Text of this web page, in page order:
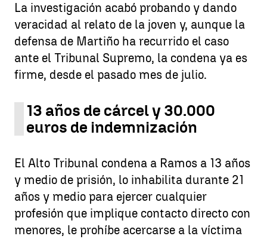
La investigación acabó probando y dando
veracidad al relato de la joven y, aunque la
defensa de Martiño ha recurrido el caso
ante el Tribunal Supremo, la condena ya es
firme, desde el pasado mes de julio.
13 años de cárcel y 30.000
euros de indemnización
El Alto Tribunal condena a Ramos a 13 años
y medio de prisión, lo inhabilita durante 21
años y medio para ejercer cualquier
profesión que implique contacto directo con
menores, le prohíbe acercarse a la víctima